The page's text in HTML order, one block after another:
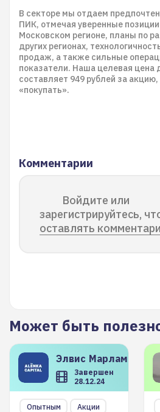
В секторе мы отдаем
ПИК, отмечая уверенные
Московском регионе, планы по
других регионах,
продаж, а также сильные
показатели. Наша целевая цена
составляет 949 рублей за
«покупать».
Комментарии
Войдите или
зарегистрируйтесь,
оставлять
Может быть
Элвис Марламов
Завершен
28.12.24
Опытным
Акции